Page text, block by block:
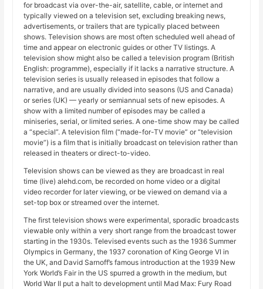
for broadcast via over-the-air, satellite, cable, or internet and
typically viewed on a television set, excluding breaking news,
advertisements, or trailers that are typically placed between
shows. Television shows are most often scheduled well ahead of
time and appear on electronic guides or other TV listings. A
television show might also be called a television program (British
English: programme), especially if it lacks a narrative structure. A
television series is usually released in episodes that follow a
narrative, and are usually divided into seasons (US and Canada)
or series (UK) — yearly or semiannual sets of new episodes. A
show with a limited number of episodes may be called a
miniseries, serial, or limited series. A one-time show may be called
a “special”. A television film (“made-for-TV movie” or “television
movie”) is a film that is initially broadcast on television rather than
released in theaters or direct-to-video.
Television shows can be viewed as they are broadcast in real
time (live) alehd.com, be recorded on home video or a digital
video recorder for later viewing, or be viewed on demand via a
set-top box or streamed over the internet.
The first television shows were experimental, sporadic broadcasts
viewable only within a very short range from the broadcast tower
starting in the 1930s. Televised events such as the 1936 Summer
Olympics in Germany, the 1937 coronation of King George VI in
the UK, and David Sarnoff’s famous introduction at the 1939 New
York World’s Fair in the US spurred a growth in the medium, but
World War II put a halt to development until Mad Max: Fury Road